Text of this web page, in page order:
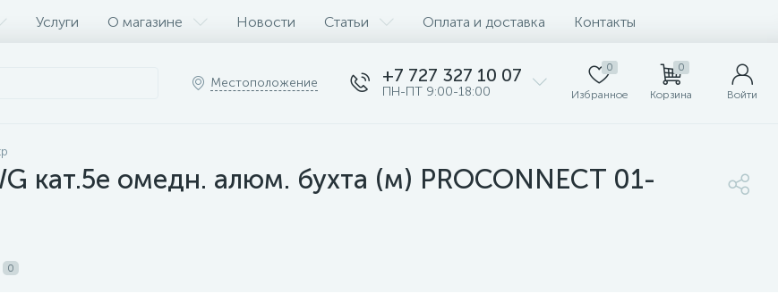
Услуги О магазине Новости Статьи Оплата и доставка Контакты
Местоположение +7 727 327 10 07
ПН-ПТ 9:00-18:00
0
Избранное
0
Корзина Войти
кат.5e омедн. алюм. бухта (м) PROCONNECT 01-
0